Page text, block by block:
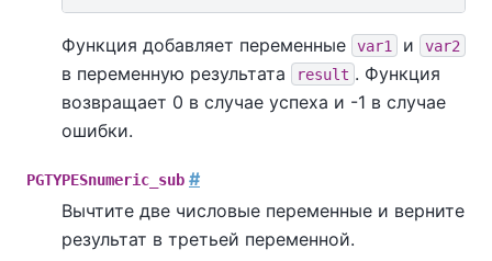
Функция добавляет переменные var1 и var2
в переменную результата result . Функция
возвращает 0 в случае успеха и -1 в случае
ошибки.
PGTYPESnumeric_sub #
Вычтите две числовые переменные и верните
результат в третьей переменной.